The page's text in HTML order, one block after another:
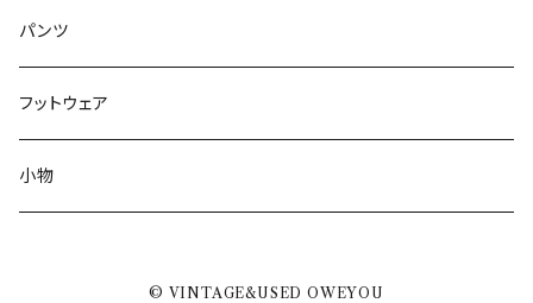
パンツ
フットウェア
小物
© VINTAGE&USED OWEYOU